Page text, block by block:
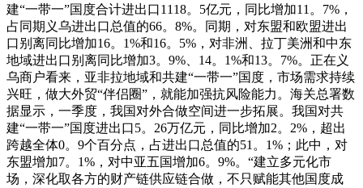
建“一带一”国度合计进出口1118。5亿元，同比增加11。7%，
占同期义乌进出口总值的66。8%。同期，对东盟和欧盟进出
口别离同比增加16。1%和16。5%，对非洲、拉丁美洲和中东
地域进出口别离同比增加3。9%、14。1%和13。7%。正在义
乌商户看来，亚非拉地域和共建“一带一”国度，市场需求持续
兴旺，做大外贸“伴侣圈”，就能加强抗风险能力。海关总署数
据显示，一季度，我国对外合做空间进一步拓展。我国对共
建“一带一”国度进出口5。26万亿元，同比增加2。2%，超出
跨越全体0。9个百分点，占进出口总值的51。1%；此中，对
东盟增加7。1%，对中亚五国增加6。9%。“建立多元化市
场，深化取各方的财产链供应链合做，不只赋能其他国度成